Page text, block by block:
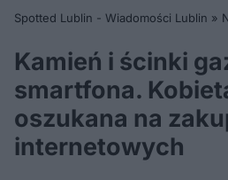
Spotted Lublin - Wiadomości Lublin »
Kamień i ścinki
smartfona.
oszukana na
internetowych